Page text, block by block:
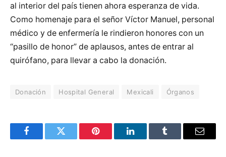
al interior del país tienen ahora esperanza de vida.
Como homenaje para el señor Víctor Manuel, personal
médico y de enfermería le rindieron honores con un
“pasillo de honor” de aplausos, antes de entrar al
quirófano, para llevar a cabo la donación.
Donación Hospital General Mexicali Órganos
FacebookTwitter Pinterest LinkedInTumblr Email